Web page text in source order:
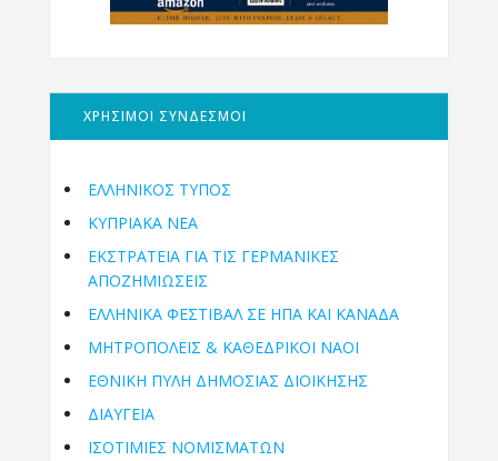
ΧΡΗΣΙΜΟΙ ΣΥΝΔΕΣΜΟΙ
ΕΛΛΗΝΙΚΟΣ ΤΥΠΟΣ
ΚΥΠΡΙΑΚΑ ΝΕΑ
ΕΚΣΤΡΑΤΕΙΑ ΓΙΑ ΤΙΣ ΓΕΡΜΑΝΙΚΕΣ
ΑΠΟΖΗΜΙΩΣΕΙΣ
ΕΛΛΗΝΙΚΆ ΦΕΣΤΙΒΆΛ ΣΕ ΗΠΑ ΚΑΙ ΚΑΝΑΔΑ
ΜΗΤΡΟΠΌΛΕΙΣ & ΚΑΘΕΔΡΙΚΟΊ ΝΑΟΊ
ΕΘΝΙΚΉ ΠΎΛΗ ΔΗΜΌΣΙΑΣ ΔΙΟΊΚΗΣΗΣ
ΔΙΑΥΓΕΙΑ
ΙΣΟΤΙΜΙΕΣ ΝΟΜΙΣΜΑΤΩΝ